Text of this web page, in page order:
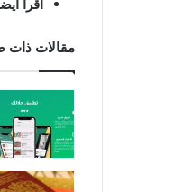
اقرأ
مقالات ذات